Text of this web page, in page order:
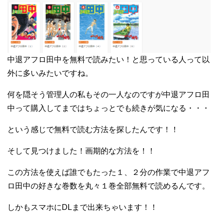
中退アフロ田中を無料で読みたい！と思っている人って以
外に多いみたいですね。
何を隠そう管理人の私もその一人なのですが中退アフロ田
中って購入してまではちょっとでも続きが気になる・・・
という感じで無料で読む方法を探したんです！！
そして見つけました！画期的な方法を！！
この方法を使えば誰でもたった１、２分の作業で中退アフ
ロ田中の好きな巻数を丸々１巻全部無料で読めるんです。
しかもスマホにDLまで出来ちゃいます！！